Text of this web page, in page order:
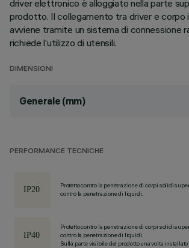
driver elettronico è alloggiato nella parte
prodotto. Il collegamento tra driver e corpo
avviene tramite un sistema di connessione
richiede l’utilizzo di utensili.
DIMENSIONI
Generale (mm)
PERFORMANCE TECNICHE
Protetto contro la penetrazione di corpi solidi
contro la penetrazione di liquidi.
Protetto contro la penetrazione di corpi solidi
contro la penetrazione di liquidi.
Sulla parte visibile del prodotto una volta installato